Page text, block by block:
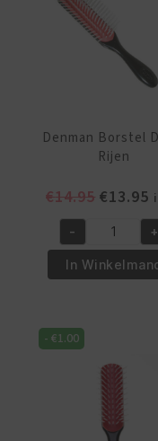
aantal
Denman Borstel
Rijen
€14.95
was:
€14.95.
€13.95
Denman
Borstel
D14
Rijen
aantal
- +
In
-€1.00